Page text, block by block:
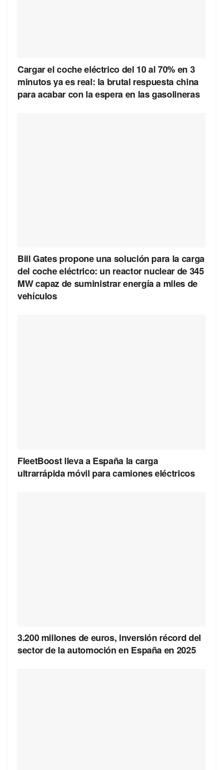
Cargar el coche eléctrico del 10 al 70% en 3
minutos ya es real: la brutal respuesta china
para acabar con la espera en las gasolineras
Bill Gates propone una solución para la carga
del coche eléctrico: un reactor nuclear de 345
MW capaz de suministrar energía a miles de
vehículos
FleetBoost lleva a España la carga
ultrarrápida móvil para camiones eléctricos
3.200 millones de euros, inversión récord del
sector de la automoción en España en 2025